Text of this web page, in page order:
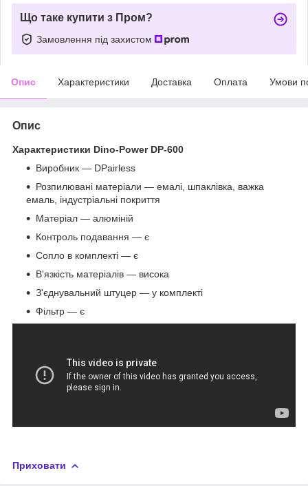
Що таке купити з Пром?
Замовлення під захистом
Опис Характеристики Доставка Оплата Умови
Опис
Характеристики Dino-Power DP-600
Виробник — DPairless
Розпилювані матеріали — емалі, шпаклівка, важка
емаль, індустріальні покриття
Матеріал — алюміній
Контроль подавання — є
Сопло в комплекті — є
В'язкість матеріалів — висока
З'єднувальний штуцер — у комплекті
Фільтр — є
Приховати